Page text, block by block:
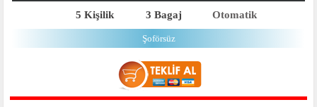
5 Kişilik 3 Bagaj Otomatik
Şoförsüz